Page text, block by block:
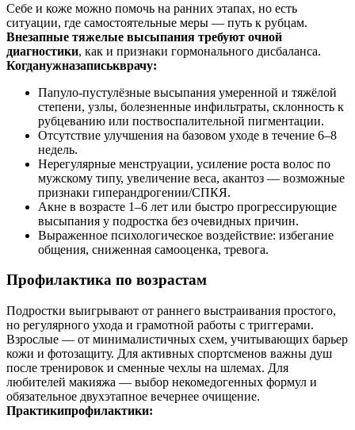
Себе и коже можно помочь на ранних этапах, но есть
ситуации, где самостоятельные меры — путь к рубцам.
Внезапные тяжелые высыпания требуют очной
диагностики, как и признаки гормонального дисбаланса.
Когданужназаписькврачу:
Папуло‑пустулёзные высыпания умеренной и тяжёлой
степени, узлы, болезненные инфильтраты, склонность к
рубцеванию или поствоспалительной пигментации.
Отсутствие улучшения на базовом уходе в течение 6–8
недель.
Нерегулярные менструации, усиление роста волос по
мужскому типу, увеличение веса, акантоз — возможные
признаки гиперандрогении/СПКЯ.
Акне в возрасте 1–6 лет или быстро прогрессирующие
высыпания у подростка без очевидных причин.
Выраженное психологическое воздействие: избегание
общения, сниженная самооценка, тревога.
Профилактика по возрастам
Подростки выигрывают от раннего выстраивания простого,
но регулярного ухода и грамотной работы с триггерами.
Взрослые — от минималистичных схем, учитывающих барьер
кожи и фотозащиту. Для активных спортсменов важны душ
после тренировок и сменные чехлы на шлемах. Для
любителей макияжа — выбор некомедогенных формул и
обязательное двухэтапное вечернее очищение.
Практикипрофилактики: